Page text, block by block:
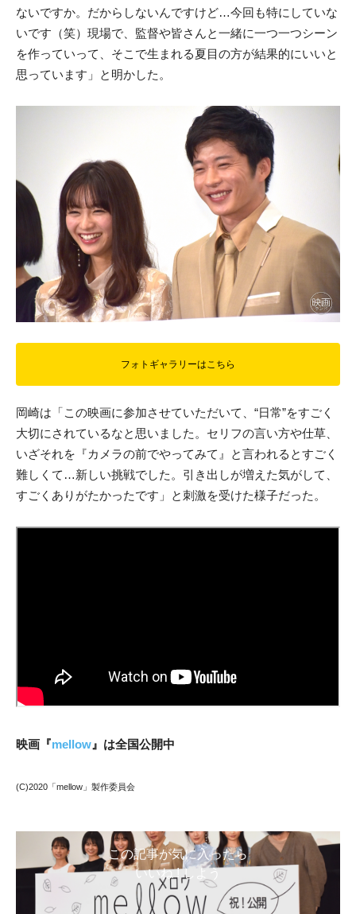
ないですか。だからしないんですけど…今回も特にしていな
いです（笑）現場で、監督や皆さんと一緒に一つ一つシーン
を作っていって、そこで生まれる夏目の方が結果的にいいと
思っています」と明かした。
フォトギャラリーはこちら
岡崎は「この映画に参加させていただいて、“日常”をすごく
大切にされているなと思いました。セリフの言い方や仕草、
いざそれを『カメラの前でやってみて』と言われるとすごく
難しくて…新しい挑戦でした。引き出しが増えた気がして、
すごくありがたかったです」と刺激を受けた様子だった。
映画『mellow 』は全国公開中
(C)2020「mellow」製作委員会
この記事が気に入ったら
いいね ! しよう